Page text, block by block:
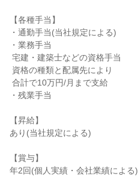
【各種手当】
・通勤手当(当社規定による)
・業務手当
・残業手当
【昇給】
あり(当社規定による)
【賞与】
年2回(個人実績・会社業績による)